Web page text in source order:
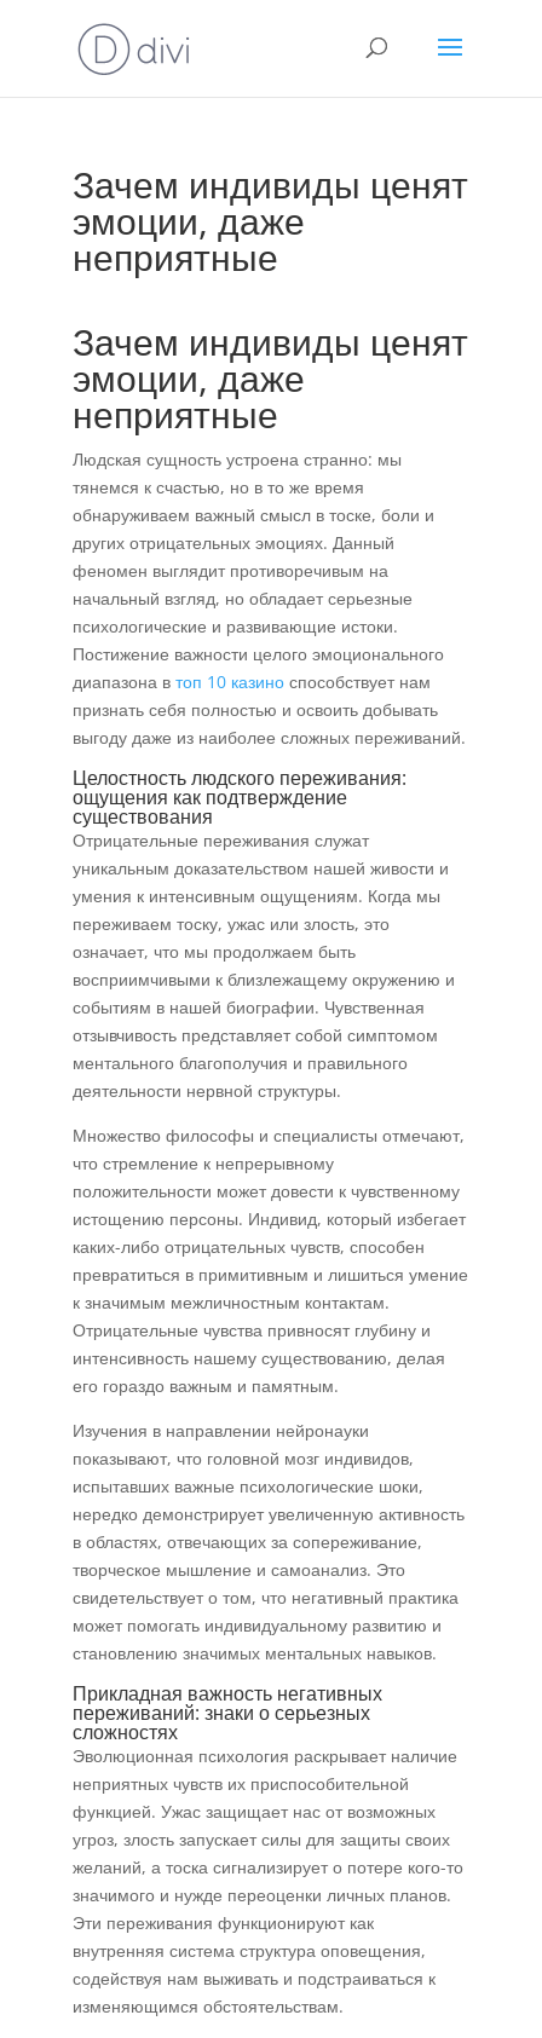
Зачем индивиды ценят
эмоции, даже
неприятные
Зачем индивиды ценят
эмоции, даже
неприятные
Людская сущность устроена странно: мы
тянемся к счастью, но в то же время
обнаруживаем важный смысл в тоске, боли и
других отрицательных эмоциях. Данный
феномен выглядит противоречивым на
начальный взгляд, но обладает серьезные
психологические и развивающие истоки.
Постижение важности целого эмоционального
диапазона в топ 10 казиноспособствует нам
признать себя полностью и освоить добывать
выгоду даже из наиболее сложных переживаний.
Целостность людского переживания:
ощущения как подтверждение
существования
Отрицательные переживания служат
уникальным доказательством нашей живости и
умения к интенсивным ощущениям. Когда мы
переживаем тоску, ужас или злость, это
означает, что мы продолжаем быть
восприимчивыми к близлежащему окружению и
событиям в нашей биографии. Чувственная
отзывчивость представляет собой симптомом
ментального благополучия и правильного
деятельности нервной структуры.
Множество философы и специалисты отмечают,
что стремление к непрерывному
положительности может довести к чувственному
истощению персоны. Индивид, который избегает
каких-либо отрицательных чувств, способен
превратиться в примитивным и лишиться умение
к значимым межличностным контактам.
Отрицательные чувства привносят глубину и
интенсивность нашему существованию, делая
его гораздо важным и памятным.
Изучения в направлении нейронауки
показывают, что головной мозг индивидов,
испытавших важные психологические шоки,
нередко демонстрирует увеличенную активность
в областях, отвечающих за сопереживание,
творческое мышление и самоанализ. Это
свидетельствует о том, что негативный практика
может помогать индивидуальному развитию и
становлению значимых ментальных навыков.
Прикладная важность негативных
переживаний: знаки о серьезных
сложностях
Эволюционная психология раскрывает наличие
неприятных чувств их приспособительной
функцией. Ужас защищает нас от возможных
угроз, злость запускает силы для защиты своих
желаний, а тоска сигнализирует о потере кого-то
значимого и нужде переоценки личных планов.
Эти переживания функционируют как
внутренняя система структура оповещения,
содействуя нам выживать и подстраиваться к
изменяющимся обстоятельствам.